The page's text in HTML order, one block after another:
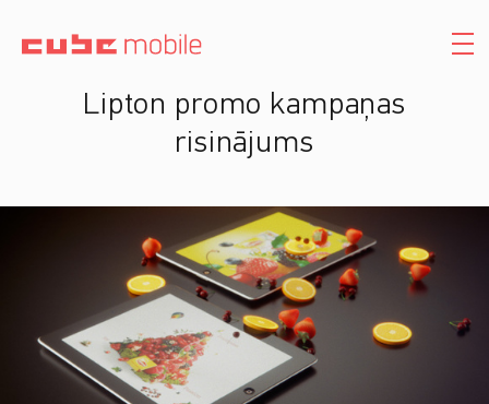
Lipton promo kampaņas
risinājums